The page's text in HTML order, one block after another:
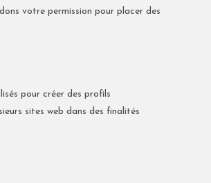
votre permission pour placer des
pour créer des profils
sites web dans des finalités